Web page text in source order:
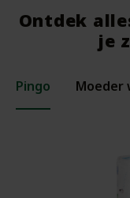
Ontdek
je
Pingo Moeder